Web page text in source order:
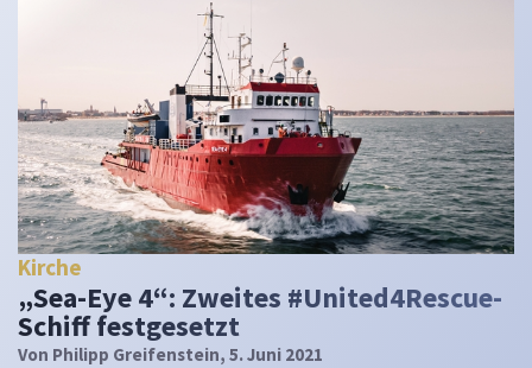
Kirche
„Sea-Eye 4“: Zweites #United4Rescue-
Schiff festgesetzt
Von Philipp Greifenstein, 5. Juni 2021